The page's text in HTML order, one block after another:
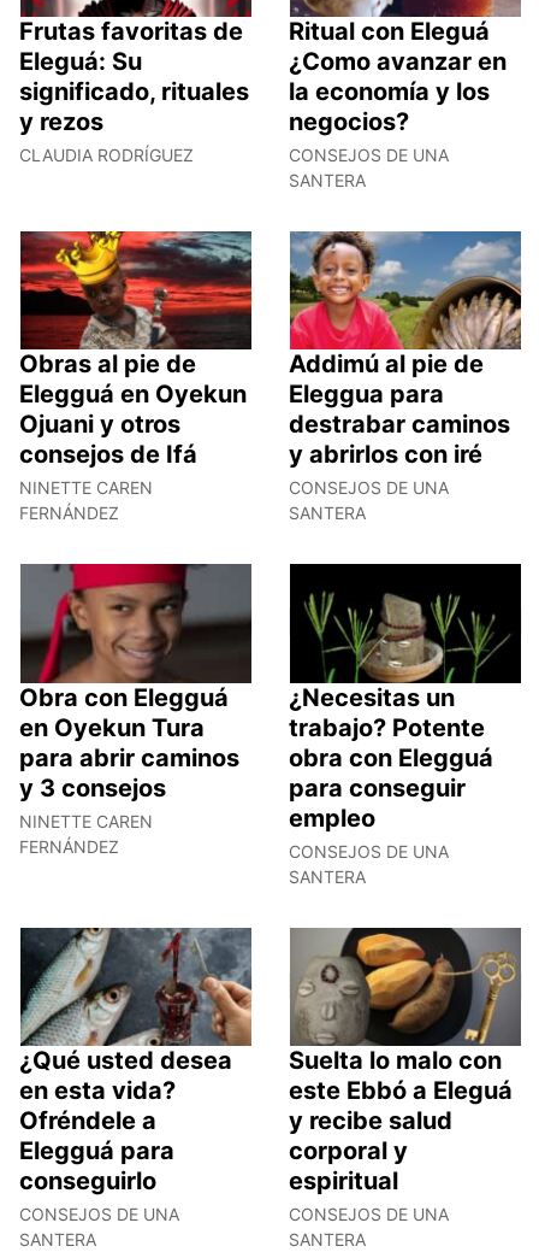
Frutas favoritas de
Eleguá: Su
significado, rituales
y rezos
CLAUDIA RODRÍGUEZ
Ritual con Eleguá
¿Como avanzar en
la economía y los
negocios?
CONSEJOS DE UNA
SANTERA
Obras al pie de
Elegguá en Oyekun
Ojuani y otros
consejos de Ifá
NINETTE CAREN
FERNÁNDEZ
Addimú al pie de
Eleggua para
destrabar caminos
y abrirlos con iré
CONSEJOS DE UNA
SANTERA
Obra con Elegguá
en Oyekun Tura
para abrir caminos
y 3 consejos
NINETTE CAREN
FERNÁNDEZ
¿Necesitas un
trabajo? Potente
obra con Elegguá
para conseguir
empleo
CONSEJOS DE UNA
SANTERA
¿Qué usted desea
en esta vida?
Ofréndele a
Elegguá para
conseguirlo
CONSEJOS DE UNA
SANTERA
Suelta lo malo con
este Ebbó a Eleguá
y recibe salud
corporal y
espiritual
CONSEJOS DE UNA
SANTERA